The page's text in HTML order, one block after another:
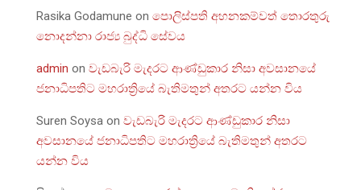
Rasika Godamune on පොලිස්පති අහනකම්වත් තොරතුරු
නොදන්නා රාජ්‍ය බුද්ධි සේවය
admin on වැඩබැරි මැදරට ආණ්ඩුකාර නිසා අවසානයේ
ජනාධිපතිට මහරාත්‍රියේ බැතිමතුන් අතරට යන්න විය
Suren Soysa on වැඩබැරි මැදරට ආණ්ඩුකාර නිසා
අවසානයේ ජනාධිපතිට මහරාත්‍රියේ බැතිමතුන් අතරට
යන්න විය